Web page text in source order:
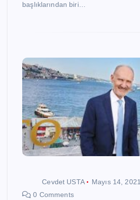
başlıklarından biri…
Cevdet USTA
Mayıs 14, 2021
0 Comments